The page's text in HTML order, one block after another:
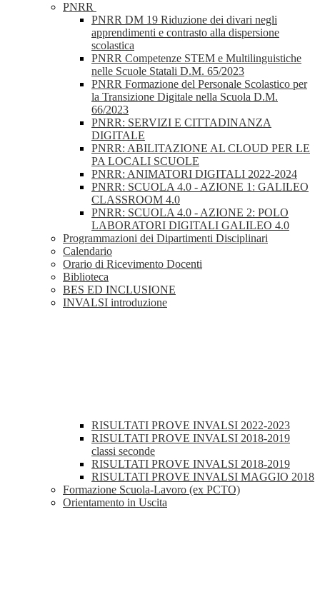
PNRR
PNRR DM 19 Riduzione dei divari negli
apprendimenti e contrasto alla dispersione
scolastica
PNRR Competenze STEM e Multilinguistiche
nelle Scuole Statali D.M. 65/2023
PNRR Formazione del Personale Scolastico per
la Transizione Digitale nella Scuola D.M.
66/2023
PNRR: SERVIZI E CITTADINANZA
DIGITALE
PNRR: ABILITAZIONE AL CLOUD PER LE
PA LOCALI SCUOLE
PNRR: ANIMATORI DIGITALI 2022-2024
PNRR: SCUOLA 4.0 - AZIONE 1: GALILEO
CLASSROOM 4.0
PNRR: SCUOLA 4.0 - AZIONE 2: POLO
LABORATORI DIGITALI GALILEO 4.0
Programmazioni dei Dipartimenti Disciplinari
Calendario
Orario di Ricevimento Docenti
Biblioteca
BES ED INCLUSIONE
INVALSI introduzione
RISULTATI PROVE INVALSI 2022-2023
RISULTATI PROVE INVALSI 2018-2019
classi seconde
RISULTATI PROVE INVALSI 2018-2019
RISULTATI PROVE INVALSI MAGGIO 2018
Formazione Scuola-Lavoro (ex PCTO)
Orientamento in Uscita